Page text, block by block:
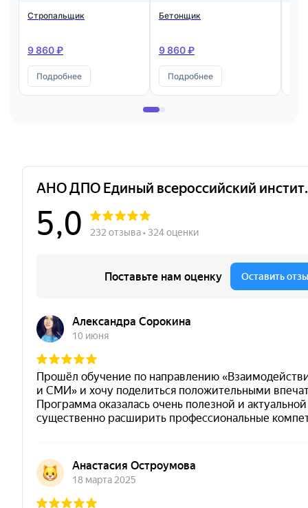
Стропальщик
9 860 ₽
Подробнее
Бетонщик
9 860 ₽
Подробнее